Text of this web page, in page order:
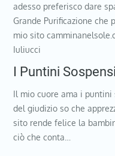
adesso preferisco dare
Grande Purificazione che
mio sito
Iuliucci
I Puntini
Il mio cuore ama i
del giudizio so che
sito rende felice la
ciò che conta…